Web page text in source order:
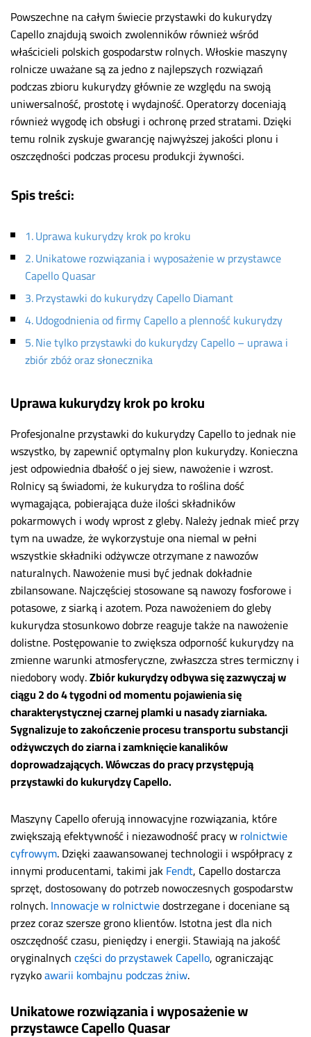
Powszechne na całym świecie przystawki do kukurydzy
Capello znajdują swoich zwolenników również wśród
właścicieli polskich gospodarstw rolnych. Włoskie maszyny
rolnicze uważane są za jedno z najlepszych rozwiązań
podczas zbioru kukurydzy głównie ze względu na swoją
uniwersalność, prostotę i wydajność. Operatorzy doceniają
również wygodę ich obsługi i ochronę przed stratami. Dzięki
temu rolnik zyskuje gwarancję najwyższej jakości plonu i
oszczędności podczas procesu produkcji żywności.
Spis treści:
Uprawa kukurydzy krok po kroku
Unikatowe rozwiązania i wyposażenie w przystawce
Capello Quasar
Przystawki do kukurydzy Capello Diamant
Udogodnienia od firmy Capello a plenność kukurydzy
Nie tylko przystawki do kukurydzy Capello – uprawa i
zbiór zbóż oraz słonecznika
Uprawa kukurydzy krok po kroku
Profesjonalne przystawki do kukurydzy Capello to jednak nie
wszystko, by zapewnić optymalny plon kukurydzy. Konieczna
jest odpowiednia dbałość o jej siew, nawożenie i wzrost.
Rolnicy są świadomi, że kukurydza to roślina dość
wymagająca, pobierająca duże ilości składników
pokarmowych i wody wprost z gleby. Należy jednak mieć przy
tym na uwadze, że wykorzystuje ona niemal w pełni
wszystkie składniki odżywcze otrzymane z nawozów
naturalnych. Nawożenie musi być jednak dokładnie
zbilansowane. Najczęściej stosowane są nawozy fosforowe i
potasowe, z siarką i azotem. Poza nawożeniem do gleby
kukurydza stosunkowo dobrze reaguje także na nawożenie
dolistne. Postępowanie to zwiększa odporność kukurydzy na
zmienne warunki atmosferyczne, zwłaszcza stres termiczny i
niedobory wody.Zbiór kukurydzy odbywa się zazwyczaj w
ciągu 2 do 4 tygodni od momentu pojawienia się
charakterystycznej czarnej plamki u nasady ziarniaka.
Sygnalizuje to zakończenie procesu transportu substancji
odżywczych do ziarna i zamknięcie kanalików
doprowadzających. Wówczas do pracy przystępują
przystawki do kukurydzy Capello.
Maszyny Capello oferują innowacyjne rozwiązania, które
zwiększają efektywność i niezawodność pracy wrolnictwie
cyfrowym.Dzięki zaawansowanej technologii i współpracy z
innymi producentami, takimi jakFendt, Capello dostarcza
sprzęt, dostosowany do potrzeb nowoczesnych gospodarstw
rolnych.Innowacje w rolnictwiedostrzegane i doceniane są
przez coraz szersze grono klientów. Istotna jest dla nich
oszczędność czasu, pieniędzy i energii. Stawiają na jakość
oryginalnychczęści do przystawek Capello, ograniczając
ryzykoawarii kombajnu podczas żniw.
Unikatowe rozwiązania i wyposażenie w
przystawce Capello Quasar